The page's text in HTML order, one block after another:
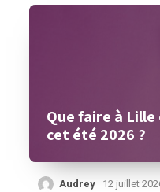
Que faire à
cet été 2026 ?
Audrey 12 juillet